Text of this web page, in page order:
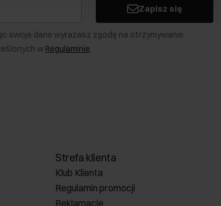
Zapisz się
swoje dane wyrażasz zgodę na otrzymywanie
w Regulaminie.
Strefa klienta
Klub Klienta
Regulamin promocji
Reklamacje